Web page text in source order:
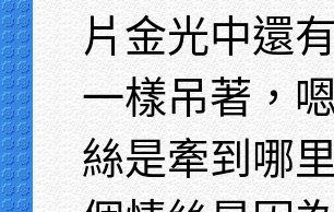
片金光中還
一樣吊著，
絲是牽到哪